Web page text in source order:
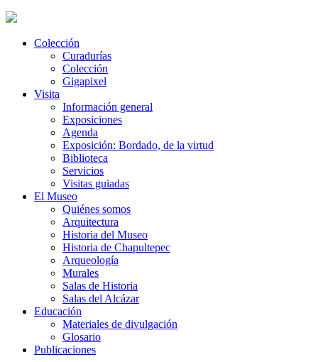
Colección
Curadurías
Colección
Gigapixel
Visita
Información general
Exposiciones
Agenda
Exposición: Bordado, de la virtud
Biblioteca
Servicios
Visitas guiadas
El Museo
Quiénes somos
Arquitectura
Historia del Museo
Historia de Chapultepec
Arqueología
Murales
Salas de Historia
Salas del Alcázar
Educación
Materiales de divulgación
Glosario
Publicaciones